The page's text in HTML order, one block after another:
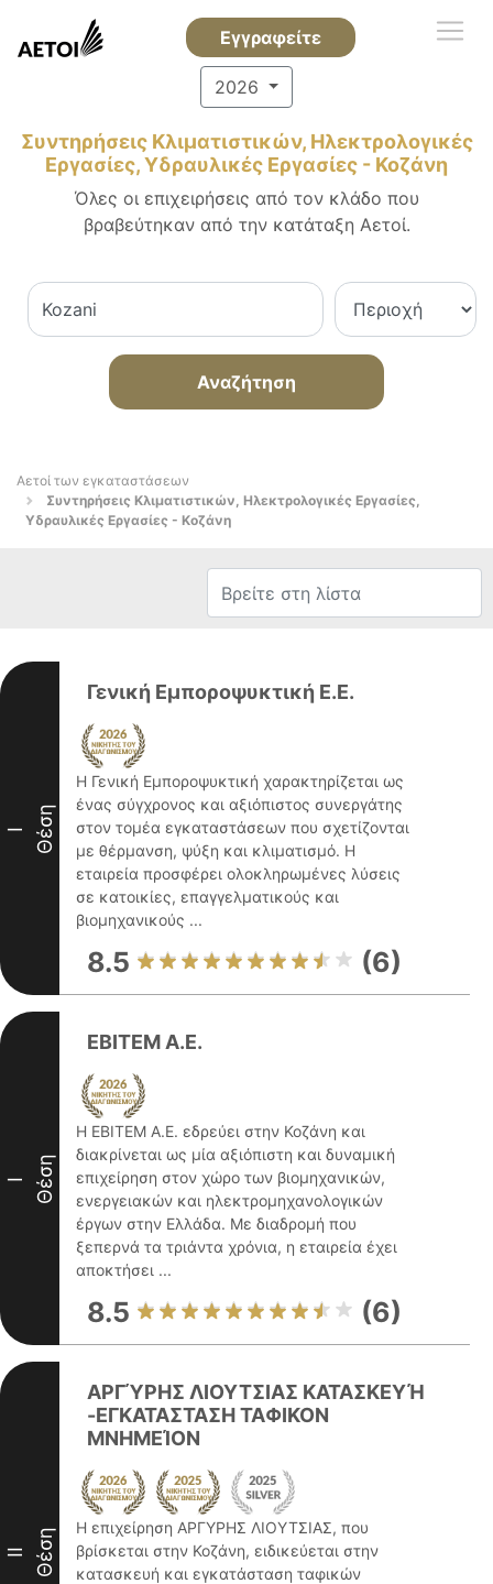
Εγγραφείτε
2026
Συντηρήσεις Κλιματιστικών, Ηλεκτρολογικές
Εργασίες, Υδραυλικές Εργασίες - Κοζάνη
Όλες οι επιχειρήσεις από τον κλάδο που
βραβεύτηκαν από την κατάταξη Αετοί.
Αναζήτηση
Αετοί των εγκαταστάσεων
Συντηρήσεις Κλιματιστικών, Ηλεκτρολογικές Εργασίες,
Υδραυλικές Εργασίες - Κοζάνη
I Θέση
Γενική Εμποροψυκτική Ε.Ε.
Η Γενική Εμποροψυκτική χαρακτηρίζεται ως
ένας σύγχρονος και αξιόπιστος συνεργάτης
στον τομέα εγκαταστάσεων που σχετίζονται
με θέρμανση, ψύξη και κλιματισμό. Η
εταιρεία προσφέρει ολοκληρωμένες λύσεις
σε κατοικίες, επαγγελματικούς και
βιομηχανικούς ...
8.5 (6)
I Θέση
EBITEM A.E.
Η EBITEM A.E. εδρεύει στην Κοζάνη και
διακρίνεται ως μία αξιόπιστη και δυναμική
επιχείρηση στον χώρο των βιομηχανικών,
ενεργειακών και ηλεκτρομηχανολογικών
έργων στην Ελλάδα. Με διαδρομή που
ξεπερνά τα τριάντα χρόνια, η εταιρεία έχει
αποκτήσει ...
8.5 (6)
II Θέση
ΑΡΓΎΡΗΣ ΛΙΟΥΤΣΙΑΣ ΚΑΤΑΣΚΕΥΉ
-ΕΓΚΑΤΑΣΤΑΣΗ ΤΑΦΙΚΟΝ
ΜΝΗΜΕΊΟΝ
Η επιχείρηση ΑΡΓΥΡΗΣ ΛΙΟΥΤΣΙΑΣ, που
βρίσκεται στην Κοζάνη, ειδικεύεται στην
κατασκευή και εγκατάσταση ταφικών